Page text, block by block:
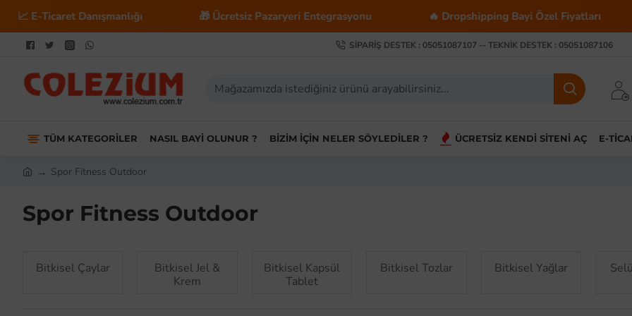
🎁 Ücretsiz Pazaryeri Entegrasyonu 🔥 Dropshipping Bayi Özel Fiyatları 💰 Toptan
SIPARIŞ DESTEK : 05051087107 -- TEKNIK DESTEK : 05051087106
TÜM KATEGORILER NASIL BAYI OLUNUR ? BIZIM İÇIN NELER SÖYLEDILER ? ÜCRETSIZ KENDI SITENI AÇ E-
Spor Fitness Outdoor
Spor Fitness Outdoor
Bitkisel Çaylar
Bitkisel Jel &
Krem
Bitkisel Kapsül
Tablet
Bitkisel Tozlar Bitkisel Yağlar